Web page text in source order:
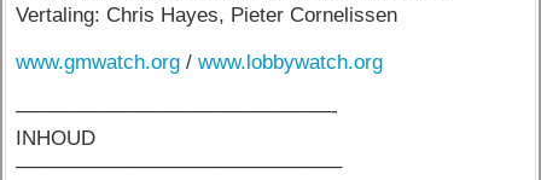
Vertaling: Chris Hayes, Pieter Cornelissen
www.gmwatch.org /www.lobbywatch.org
–––––––––––––––––––––––––––––-
INHOUD
––––––––––––––––––––––––––––––